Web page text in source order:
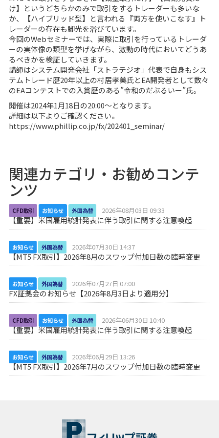
け】というどちらかのみで取引をするトレーダーも多いな
か、【ハイブリッド型】と言われる『両方を使いこなす』ト
レーダーの存在も脚光を浴びています。
今回のWebセミナーでは、実際に取引を行っているトレーダ
ーの実体像の類型を挙げながら、激動の時代においてどうあ
るべきかを検証していきます。
講師はシステム開発会社「ストラテジオ」代表で自身もシス
テムトレード歴20年以上の村居孝美氏とEA開発者として数々
のEAコンテストでの入賞歴のある”令和のだぶるいー”氏。
開催は2024年1月18日の20:00～となります。
詳細は以下よりご確認ください。
https://www.phillip.co.jp/fx/202401_seminar/
関連カテゴリ・お勧めコンテ
ンツ
CFD取引 お知らせ 外国為替 2026年08月03日 09:33
【重要】米国雇用統計発表に伴う取引に関する注意喚起
お知らせ 外国為替 2026年07月30日 14:37
【MT5 FX取引】2026年8月のスワップ付加日数の臨時変更
お知らせ 外国為替 2026年07月27日 07:00
FX証拠金のお知らせ【2026年8月3日より適用分】
CFD取引 お知らせ 外国為替 2026年06月30日 10:40
【重要】米国雇用統計発表に伴う取引に関する注意喚起
お知らせ 外国為替 2026年06月29日 13:26
【MT5 FX取引】2026年7月のスワップ付加日数の臨時変更